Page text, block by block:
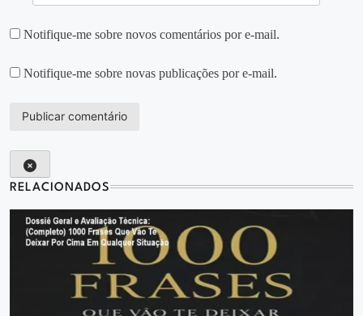
Notifique-me sobre novos comentários por e-mail.
Notifique-me sobre novas publicações por e-mail.
RELACIONADOS